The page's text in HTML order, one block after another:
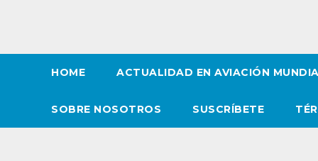
HOME ACTUALIDAD EN AVIACIÓN
SOBRE NOSOTROS SUSCRÍBETE